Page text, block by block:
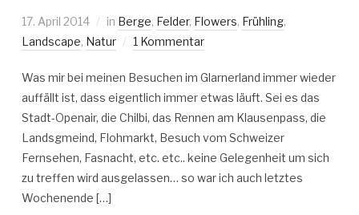
17. April 2014 in Berge, Felder, Flowers, Frühling,
Landscape, Natur 1 Kommentar
Was mir bei meinen Besuchen im Glarnerland immer wieder
auffällt ist, dass eigentlich immer etwas läuft. Sei es das
Stadt-Openair, die Chilbi, das Rennen am Klausenpass, die
Landsgmeind, Flohmarkt, Besuch vom Schweizer
Fernsehen, Fasnacht, etc. etc.. keine Gelegenheit um sich
zu treffen wird ausgelassen… so war ich auch letztes
Wochenende […]